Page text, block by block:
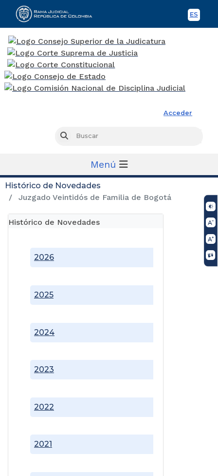
ES
Acceder
Buscar
Menú
Histórico de Novedades
Juzgado Veintidós de Familia de Bogotá
Histórico de Novedades
2021
2022
2023
2024
2025
2026